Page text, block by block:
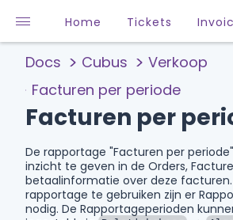
Home Tickets
Docs Cubus
Verkoop
Facturen per periode
Facturen per
De rapportage "Facturen per
inzicht te geven in de Orders,
betaalinformatie over deze
rapportage te gebruiken zijn er
nodig. De Rapportageperioden